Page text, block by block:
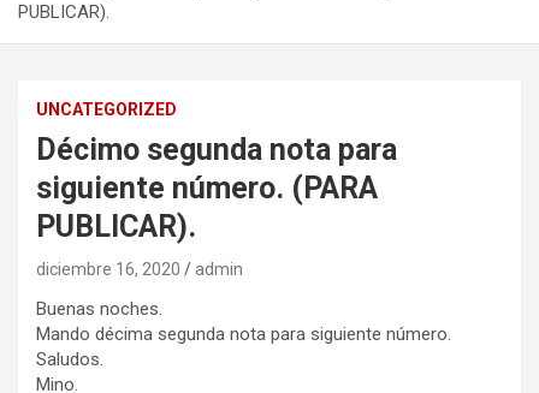
PUBLICAR).
UNCATEGORIZED
Décimo segunda nota para
siguiente número. (PARA
PUBLICAR).
diciembre 16, 2020 admin
Buenas noches.
Mando décima segunda nota para siguiente número.
Saludos.
Mino.